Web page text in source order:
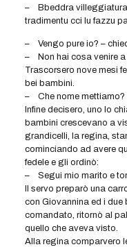
– Bbeddra villeggiatura
tradimentu cci lu fazzu
– Vengo pure io? –
– Non hai cosa venire a
Trascorsero nove mesi
bei bambini.
– Che nome mettiamo?
Infine decisero, uno lo
bambini crescevano a
grandicelli, la regina,
cominciando ad avere
fedele e gli ordinò:
– Segui mio marito e
Il servo preparò una
con Giovannina ed i due
comandato, ritornò al
quello che aveva visto.
Alla regina comparvero